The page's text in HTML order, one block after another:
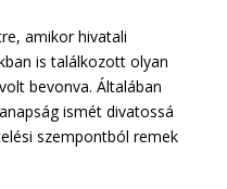
amikor hivatali
is találkozott olyan
bevonva. Általában
ismét divatossá
szempontból remek